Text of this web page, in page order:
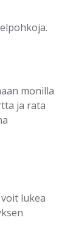
monilla
ja rata
lukea